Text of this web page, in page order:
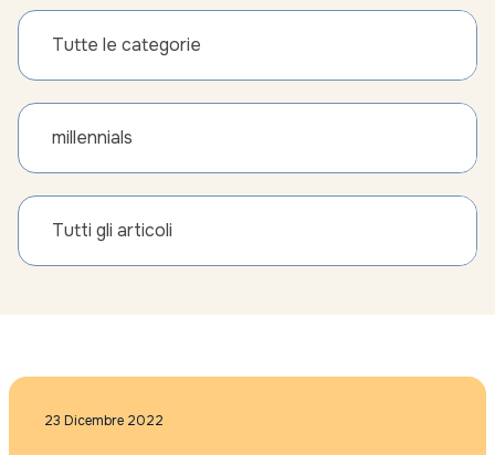
Tutte le categorie
millennials
Tutti gli articoli
23 Dicembre 2022